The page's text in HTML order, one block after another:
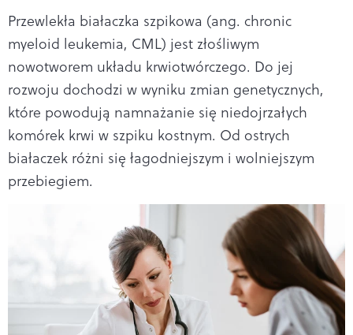
Przewlekła białaczka szpikowa (ang. chronic
myeloid leukemia, CML) jest złośliwym
nowotworem układu krwiotwórczego. Do jej
rozwoju dochodzi w wyniku zmian genetycznych,
które powodują namnażanie się niedojrzałych
komórek krwi w szpiku kostnym. Od ostrych
białaczek różni się łagodniejszym i wolniejszym
przebiegiem.